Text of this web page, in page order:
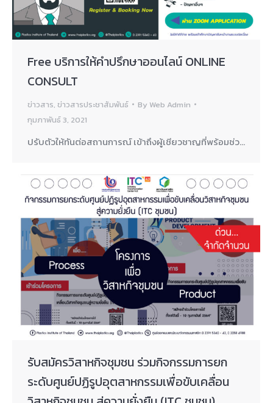
Free บริการให้คำปรึกษาออนไลน์ ONLINE
CONSULT
ข่าวสาร, ข่าวสารประชาสัมพันธ์ By Web Admin
กุมภาพันธ์ 3, 2021
ปรับตัวให้ทันต่อสถานการณ์ เข้าถึงผู้เชียวชาญที่พร้อมช่ว…
รับสมัครวิสาหกิจชุมชน ร่วมกิจกรรมการยก
ระดับศูนย์ปฏิรูปอุตสาหกรรมเพื่อขับเคลื่อน